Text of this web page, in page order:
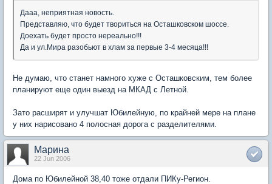
Дааа, неприятная новость.
Представляю, что будет твориться на Осташковском шоссе.
Доехать будет просто нереально!!!
Да и ул.Мира разобьют в хлам за первые 3-4 месяца!!!
Не думаю, что станет намного хуже с Осташковским, тем более
планируют еще один выезд на МКАД с Летной.
Зато расширят и улучшат Юбилейную, по крайней мере на плане
у них нарисовано 4 полосная дорога с разделителями.
Марина
22 Jun 2006
Дома по Юбилейной 38,40 тоже отдали ПИКу-Регион.